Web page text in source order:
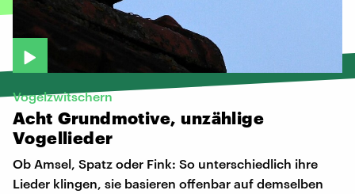
Vogelzwitschern
Acht Grundmotive, unzählige
Vogellieder
Ob Amsel, Spatz oder Fink: So unterschiedlich ihre
Lieder klingen, sie basieren offenbar auf demselben